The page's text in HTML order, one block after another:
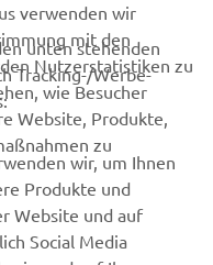
verwenden wir
mit den
Nutzerstatistiken zu
wie Besucher
Website, Produkte,
zu
unten stehenden
Tracking-/Werbe-
wir, um Ihnen
Produkte und
Website und auf
Social Media